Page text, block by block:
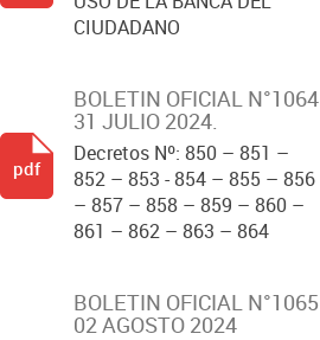
CIUDADANO
BOLETIN OFICIAL N°1064
31 JULIO 2024.
Decretos Nº: 850 – 851 –
852 – 853 - 854 – 855 – 856
– 857 – 858 – 859 – 860 –
861 – 862 – 863 – 864
pdf
BOLETIN OFICIAL N°1065
02 AGOSTO 2024